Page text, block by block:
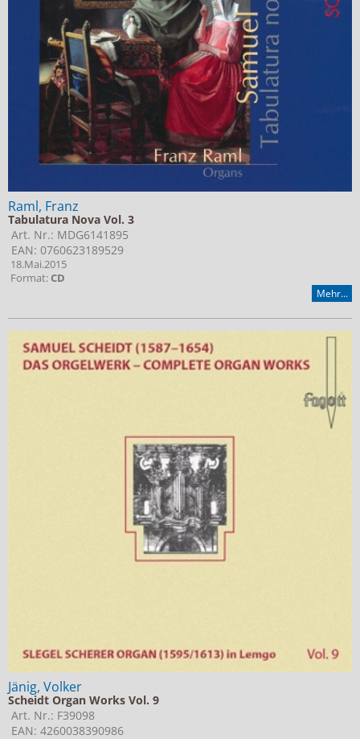
Raml, Franz
Tabulatura Nova Vol. 3
Art. Nr.: MDG6141895
EAN: 0760623189529
18.Mai.2015
Format:CD
Mehr...
Jänig, Volker
Scheidt Organ Works Vol. 9
Art. Nr.: F39098
EAN: 4260038390986